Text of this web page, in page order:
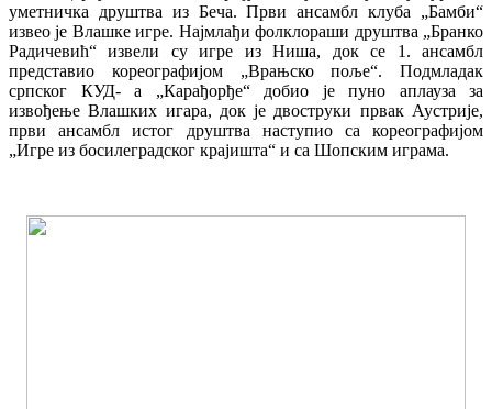
уметничка друштва из Беча. Први ансамбл клуба „Бамби“
извео је Влашке игре. Најмлађи фолклораши друштва „Бранко
Радичевић“ извели су игре из Ниша, док се 1. ансамбл
представио кореографијом „Врањско поље“. Подмладак
српског КУД- а „Карађорђе“ добио је пуно аплауза за
извођење Влашких игара, док је двоструки првак Аустрије,
први ансамбл истог друштва наступио са кореографијом
„Игре из босилеградског крајишта“ и са Шопским играма.